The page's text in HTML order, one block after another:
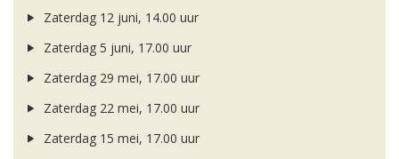
Zaterdag 12 juni, 14.00 uur
Zaterdag 5 juni, 17.00 uur
Zaterdag 29 mei, 17.00 uur
Zaterdag 22 mei, 17.00 uur
Zaterdag 15 mei, 17.00 uur